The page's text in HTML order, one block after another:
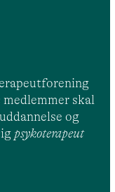
skal
og
psykoterapeut